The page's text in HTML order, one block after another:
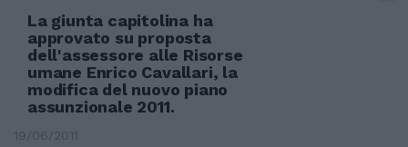
La giunta capitolina ha
approvato su proposta
dell'assessore alle Risorse
umane Enrico Cavallari, la
modifica del nuovo piano
assunzionale 2011.
19/06/2011